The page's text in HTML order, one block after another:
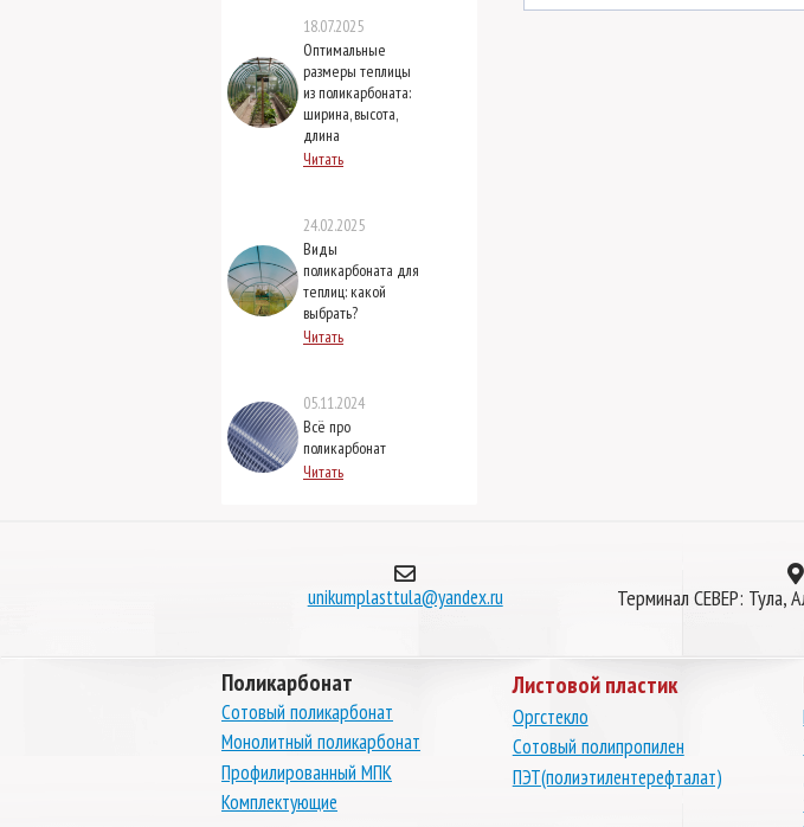
18.07.2025
Оптимальные
размеры теплицы
из поликарбоната:
ширина, высота,
длина
Читать
24.02.2025
Виды
поликарбоната для
теплиц: какой
выбрать?
Читать
05.11.2024
Всё про
поликарбонат
Читать
unikumplasttula@yandex.ru Терминал СЕВЕР: Тула,
Поликарбонат
Сотовый поликарбонат
Монолитный поликарбонат
Профилированный МПК
Комплектующие
Листовой пластик
Оргстекло
Сотовый полипропилен
ПЭТ(полиэтилентерефталат)